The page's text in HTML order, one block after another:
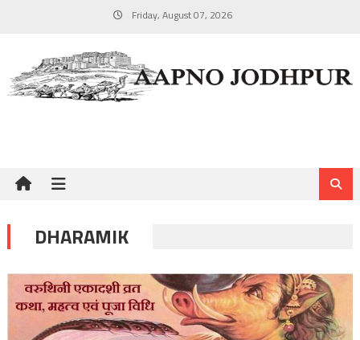
Friday, August 07, 2026
DHARAMIK